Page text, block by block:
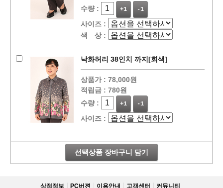
수량 :
+1 -1
사이즈 :
색 상 :
낙화허리 38인치 까지[회색]
상품가 : 78,000원
적립금 : 780원
수량 :
+1 -1
사이즈 :
선택상품 장바구니 담기
상점정보 PC버젼 이용안내 고객센터 커뮤니티